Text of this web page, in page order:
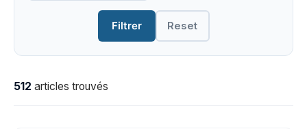
Filtrer Reset
512 articles trouvés